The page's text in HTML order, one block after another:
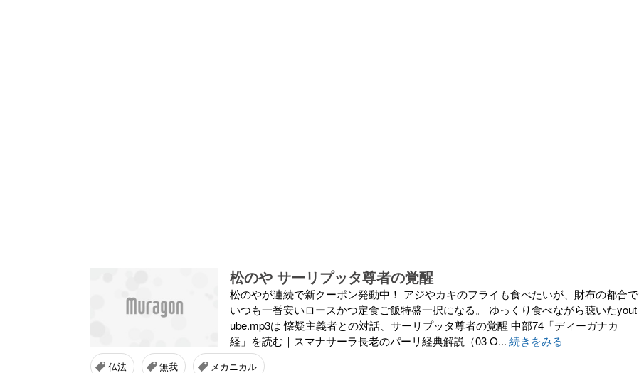
松のや サーリプッタ尊者の覚醒
松のやが連続で新クーポン発動中！ アジやカキのフライも食べたいが、財布の都合で
いつも一番安いロースかつ定食ご飯特盛一択になる。 ゆっくり食べながら聴いたyout
ube.mp3は 懐疑主義者との対話、サーリプッタ尊者の覚醒 中部74「ディーガナカ
経」を読む｜スマナサーラ長老のパーリ経典解説（03 O... 続きをみる
仏法 無我 メカニカル